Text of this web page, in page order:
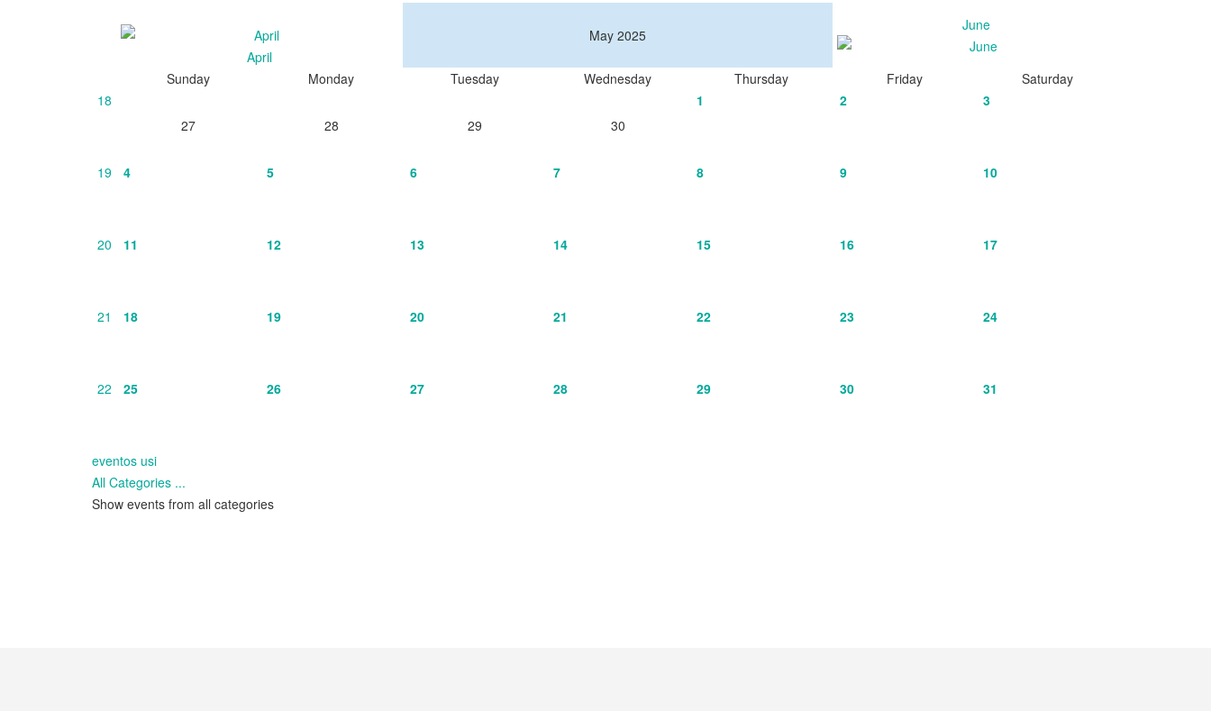
April
May 2025
June
Sunday Monday Tuesday Wednesday Thursday Friday
Saturday
18
27
28 29 30
1 2 3
19 4 5 6 7 8 9 10
20 11 12 13 14 15 16 17
21 18 19 20 21 22 23 24
22 25 26 27 28 29 30 31
eventos usi
All Categories ...
Show events from all categories